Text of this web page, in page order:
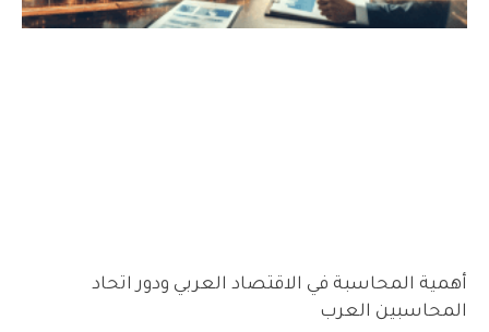
أهمية المحاسبة في الاقتصاد العربي ودور اتحاد
المحاسبين العرب